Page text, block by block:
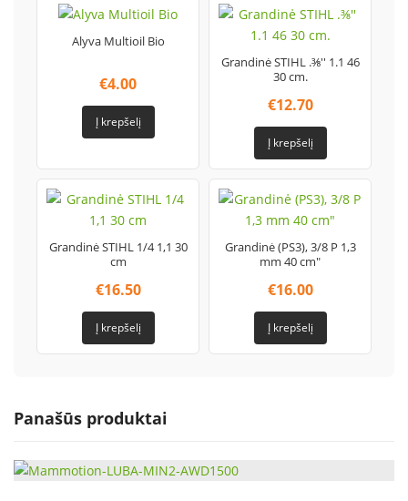
Alyva Multioil Bio
€4.00
Į krepšelį
Grandinė STIHL .⅜'' 1.1 46
30 cm.
€12.70
Į krepšelį
Grandinė STIHL 1/4 1,1 30
cm
€16.50
Į krepšelį
Grandinė (PS3), 3/8 P 1,3
mm 40 cm"
€16.00
Į krepšelį
Panašūs produktai